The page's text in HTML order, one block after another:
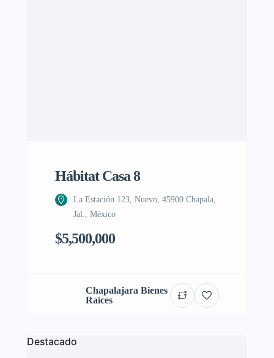
Hábitat Casa 8
La Estación 123, Nuevo, 45900 Chapala,
Jal., México
$5,500,000
Chapalajara Bienes
Raíces
Destacado